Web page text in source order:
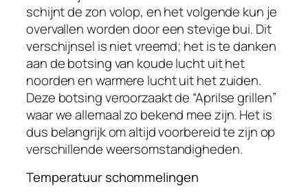
schijnt de zon volop, en het volgende kun je
overvallen worden door een stevige bui. Dit
verschijnsel is niet vreemd; het is te danken
aan de botsing van koude lucht uit het
noorden en warmere lucht uit het zuiden.
Deze botsing veroorzaakt de “Aprilse grillen”
waar we allemaal zo bekend mee zijn. Het is
dus belangrijk om altijd voorbereid te zijn op
verschillende weersomstandigheden.
Temperatuur schommelingen